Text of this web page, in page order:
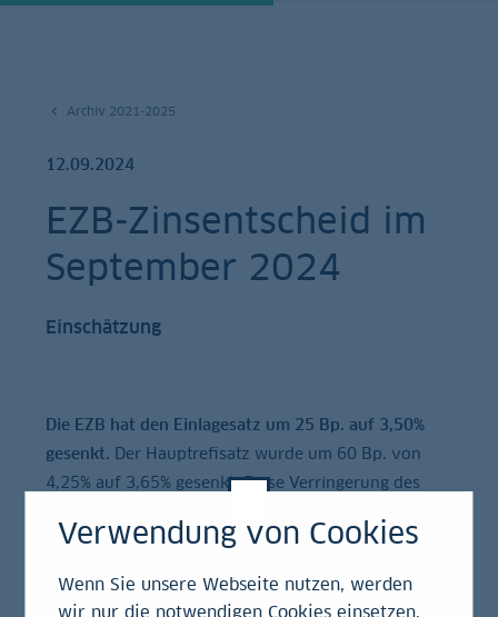
Archiv 2021-2025
12.09.2024
EZB-Zinsentscheid im
September 2024
Einschätzung
Die EZB hat den Einlagesatz um 25 Bp. auf 3,50%
gesenkt. Der Hauptrefisatz wurde um 60 Bp. von
4,25% auf 3,65% gesenkt. Diese Verringerung des
war bereits im Frühjahr von der EZB angekündigt
betrachten, da sich die Geldmarktsätze seit geraumer
Verwendung von Cookies
Wenn Sie unsere Webseite nutzen, werden
wir nur die notwendigen Cookies einsetzen,